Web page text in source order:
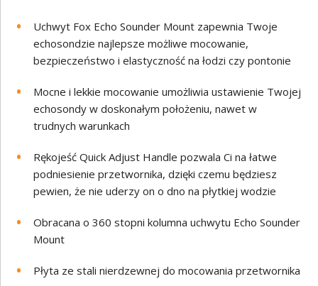
Uchwyt Fox Echo Sounder Mount zapewnia Twoje
echosondzie najlepsze możliwe mocowanie,
bezpieczeństwo i elastyczność na łodzi czy pontonie
Mocne i lekkie mocowanie umożliwia ustawienie Twojej
echosondy w doskonałym położeniu, nawet w
trudnych warunkach
Rękojeść Quick Adjust Handle pozwala Ci na łatwe
podniesienie przetwornika, dzięki czemu będziesz
pewien, że nie uderzy on o dno na płytkiej wodzie
Obracana o 360 stopni kolumna uchwytu Echo Sounder
Mount
Płyta ze stali nierdzewnej do mocowania przetwornika